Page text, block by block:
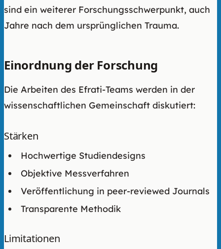
sind ein weiterer Forschungsschwerpunkt, auch
Jahre nach dem ursprünglichen Trauma.
Einordnung der Forschung
Die Arbeiten des Efrati-Teams werden in der
wissenschaftlichen Gemeinschaft diskutiert:
Stärken
Hochwertige Studiendesigns
Objektive Messverfahren
Veröffentlichung in peer-reviewed Journals
Transparente Methodik
Limitationen